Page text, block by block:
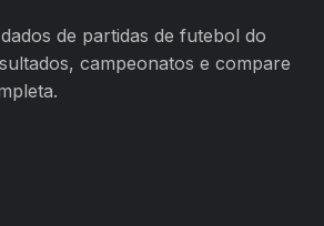
de partidas de futebol do
campeonatos e compare